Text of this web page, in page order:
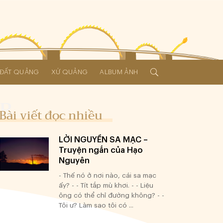
QUẢNG XỨ QUẢNG ALBUM ẢNH
viết đọc nhiều
LỜI NGUYỀN SA MẠC –
Truyện ngắn của Hạo
Nguyên
- Thế nó ở nơi nào, cái sa mạc
ấy? - - Tít tắp mù khơi. - - Liệu
ông có thể chỉ đường không? - -
Tôi ư? Làm sao tôi có ...